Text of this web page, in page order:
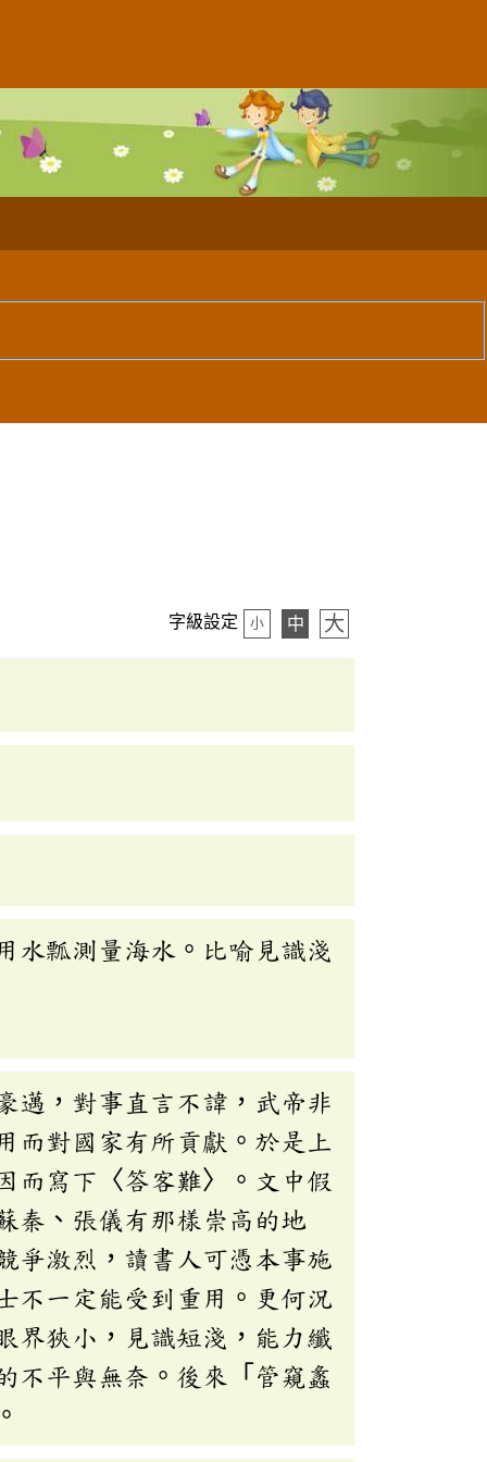
字級設定 小 中 大
水瓢測量海水。比喻見識淺
邁，對事直言不諱，武帝非
而對國家有所貢獻。於是上
而寫下〈答客難〉。文中假
秦、張儀有那樣崇高的地
爭激烈，讀書人可憑本事施
不一定能受到重用。更何況
界狹小，見識短淺，能力纖
不平與無奈。後來「管窺蠡